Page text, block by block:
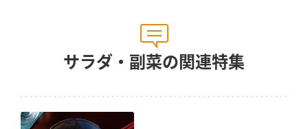
サラダ・副菜の関連特集